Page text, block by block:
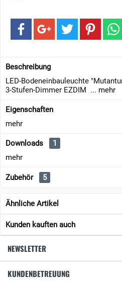
Beschreibung
LED-Bodeneinbauleuchte
3-Stufen-Dimmer EZDIM ... mehr
Eigenschaften
mehr
Downloads
1
mehr
Zubehör 5
Ähnliche Artikel
Kunden kauften auch
NEWSLETTER
KUNDENBETREUUNG